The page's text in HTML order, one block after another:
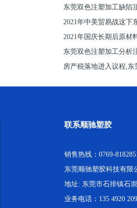
东莞双色注塑加工缺陷
2021年中美贸易战这下
2021年国庆长期后原材
东莞双色注塑加工分析
房产税落地进入议程,
联系顺驰塑胶
销售热线：0769-
东莞顺驰塑胶科技有限
地址: 东莞市石排镇石
业务电话：135 4920